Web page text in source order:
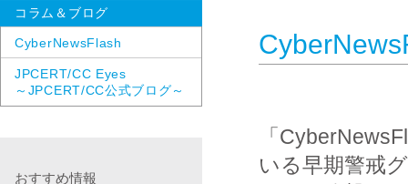
「
いる早期警戒
コラム＆ブログ
CyberNewsFlash
JPCERT/CC Eyes
～JPCERT/CC公式ブログ～
おすすめ情報